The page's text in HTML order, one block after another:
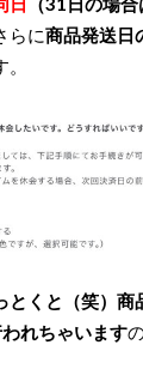
らに商品発送日
とくと（笑）商
れちゃいます